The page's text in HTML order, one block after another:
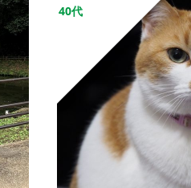
40代